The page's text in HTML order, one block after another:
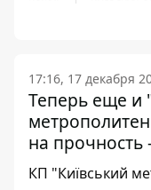
17:16, 17 декабря
Теперь еще и
на прочность
КП "Київський